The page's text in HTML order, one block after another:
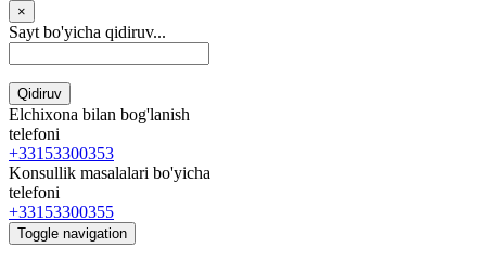
×
Sayt bo'yicha qidiruv...
Qidiruv
Elchixona bilan bog'lanish
telefoni
+33153300353
Konsullik masalalari bo'yicha
telefoni
+33153300355
Toggle navigation